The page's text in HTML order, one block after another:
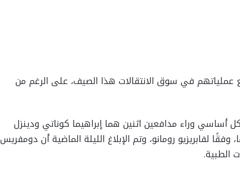
عملياتهم في سوق الانتقالات هذا الصيف، على الرغم من
أساسي وراء مدافعين اثنين هما إبراهيما كوناتي ودينزل
لفابريزيو رومانو، وتم الإبلاغ الليلة الماضية أن دومفريس
الطبية.